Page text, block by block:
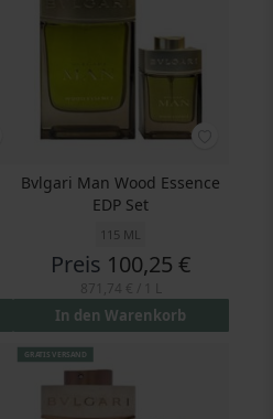
Bvlgari Man Wood Essence
EDP Set
115 ML
Preis 100,25 €
In den Warenkorb
GRATIS VERSAND